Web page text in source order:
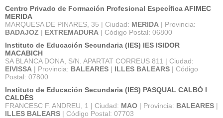
Centro Privado de Formación Profesional Específica AFIMEC
MERIDA
MARQUESA DE PINARES, 35 | Ciudad: MERIDA | Provincia:
BADAJOZ | EXTREMADURA | Código Postal: 06800
Instituto de Educación Secundaria (IES) IES ISIDOR
MACABICH
SA BLANCA DONA, S/N. APARTAT CORREUS 811 | Ciudad:
EIVISSA | Provincia: BALEARES | ILLES BALEARS | Código
Postal: 07800
Instituto de Educación Secundaria (IES) PASQUAL CALBÓ I
CALDÉS
FRANCESC F. ANDREU, 1 | Ciudad: MAO | Provincia: BALEARES |
ILLES BALEARS | Código Postal: 07703